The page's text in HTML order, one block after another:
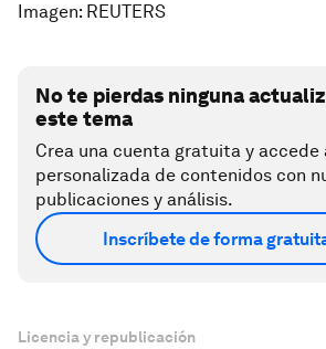
Imagen: REUTERS
No te pierdas ninguna
este tema
Crea una cuenta gratuita y accede
personalizada de contenidos con
publicaciones y análisis.
Inscríbete de forma
Licencia y republicación